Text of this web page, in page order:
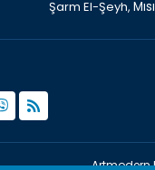
Şarm El-Şeyh,
Artmodern